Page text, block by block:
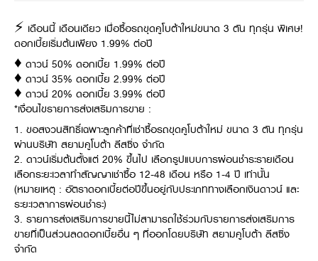
Environment, Safety and Occupational Health
KUBOTA and Farmerco-operation
Large Scale Farm
Learning Centre
KUBOTA FARM
KUBOTA FAMILY
language
⚡️ เดือนนี้ เดือนเดียว เมื่อซื้อรถขุดคูโบต้าใหม่ขนาด 3 ตัน ทุกรุ่น พิเศษ!
ดอกเบี้ยเริ่มต้นเพียง 1.99% ต่อปี
♦️ ดาวน์ 50% ดอกเบี้ย 1.99% ต่อปี
♦️ ดาวน์ 35% ดอกเบี้ย 2.99% ต่อปี
♦️ ดาวน์ 20% ดอกเบี้ย 3.99% ต่อปี
*เงื่อนไขรายการส่งเสริมการขาย :
1. ขอสงวนสิทธิ์เฉพาะลูกค้าที่เช่าซื้อรถขุดคูโบต้าใหม่ ขนาด 3 ตัน ทุกรุ่น
ผ่านบริษัท สยามคูโบต้า ลีสซิ่ง จำกัด
2. ดาวน์เริ่มต้นตั้งแต่ 20% ขึ้นไป เลือกรูปแบบการผ่อนชำระรายเดือน
เลือกระยะเวลาทำสัญญาเช่าซื้อ 12-48 เดือน หรือ 1-4 ปี เท่านั้น
(หมายเหตุ : อัตราดอกเบี้ยต่อปีขึ้นอยู่กับประเภททางเลือกเงินดาวน์ และ
ระยะเวลาการผ่อนชำระ)
3. รายการส่งเสริมการขายนี้ไม่สามารถใช้ร่วมกับรายการส่งเสริมการ
ขายที่เป็นส่วนลดดอกเบี้ยอื่น ๆ ที่ออกโดยบริษัท สยามคูโบต้า ลีสซิ่ง
จำกัด